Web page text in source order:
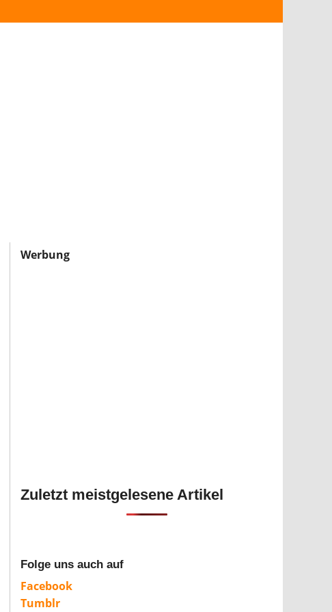
Werbung
Zuletzt meistgelesene Artikel
Folge uns auch auf
Facebook
Tumblr